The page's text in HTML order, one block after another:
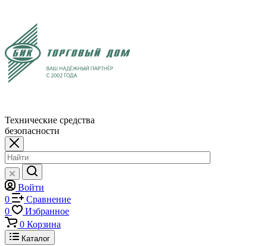
Технические средства
безопасности
Войти
0
Сравнение
0
Избранное
0 Корзина
Каталог